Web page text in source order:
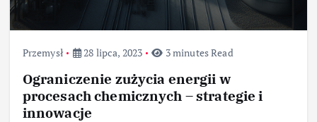
Przemysł 28 lipca, 2023 3 minutes Read
Ograniczenie zużycia energii w
procesach chemicznych – strategie i
innowacje